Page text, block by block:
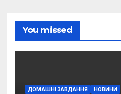
You missed
ДОМАШНІ ЗАВДАННЯ НОВИНИ